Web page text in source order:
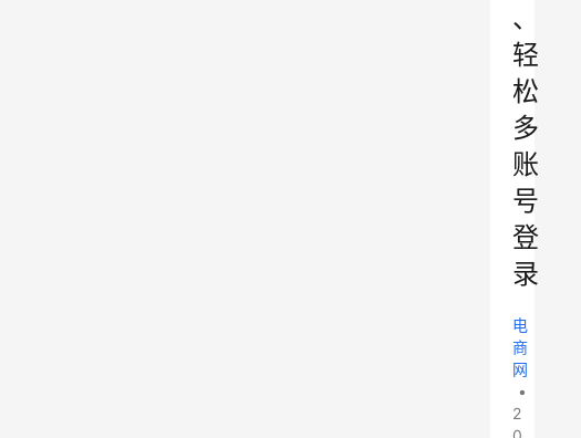
、
轻
松
多
账
号
登
录
电
商
网
•
2